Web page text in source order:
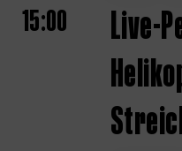
15:00
Live-